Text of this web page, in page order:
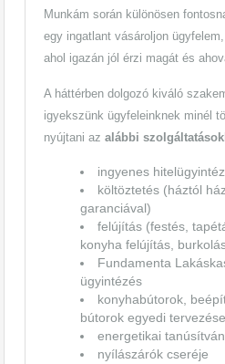
Munkám során különösen
egy ingatlant vásároljon
ahol igazán jól érzi magát és
A háttérben dolgozó kiváló
igyekszünk ügyfeleinknek minél
nyújtani az alábbi
ingyenes
költöztetés (háztól
garanciával)
felújítás (festés,
konyha felújítás,
Fundamenta
ügyintézés
konyhabútorok,
bútorok egyedi
energetikai
nyílászárók cseréje